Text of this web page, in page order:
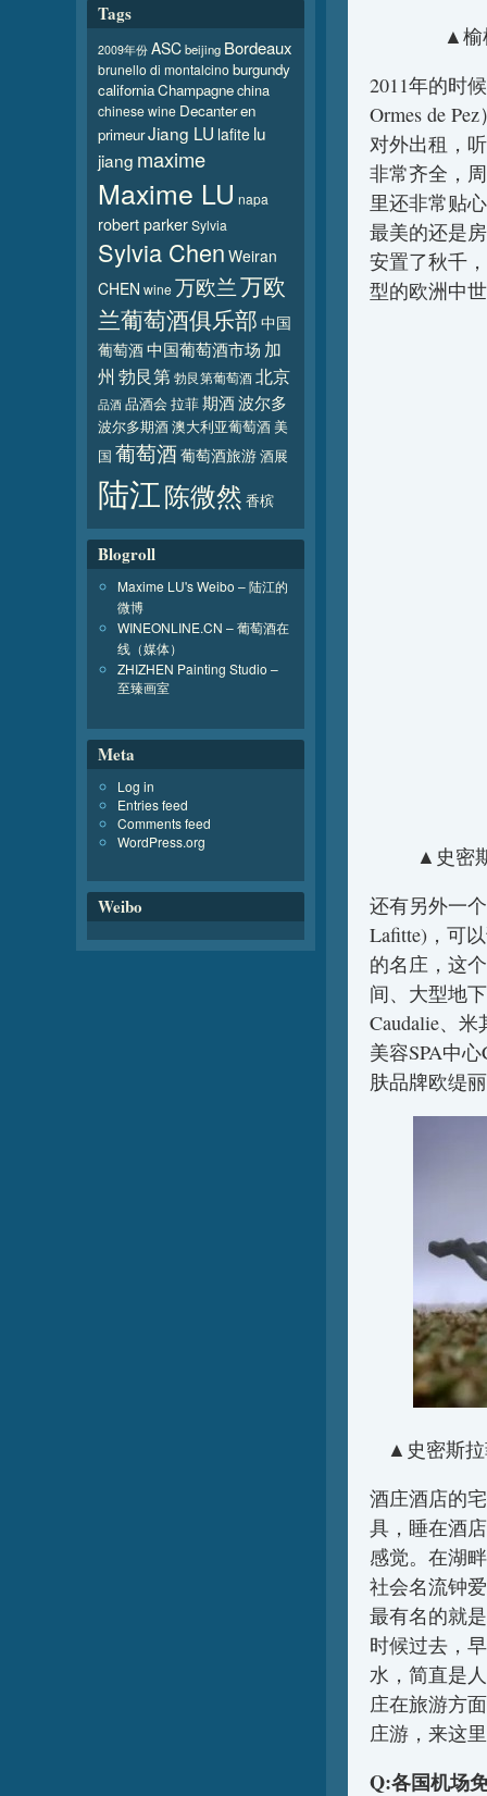
▲榆
2011年的时
Ormes de
对外出租，
非常齐全，
里还非常贴
最美的还是
安置了秋千
型的欧洲中
▲史密
还有另外一
Lafitte)，可
的名庄，这
间、大型地
Caudalie、
美容SPA中
肤品牌欧缇
▲史密斯拉
酒庄酒店的
具，睡在酒
感觉。在湖
社会名流钟
最有名的就
时候过去，
水，简直是
庄在旅游方
庄游，来这
Q:各国机场
Tags
2009年份 ASCbeijing Bordeaux
brunello di montalcinoburgundy
californiaChampagnechina
chinese wine Decanteren
primeurJiang LU lafite lu
jiang maxime
Maxime LU napa
robert parkerSylvia
Sylvia Chen Weiran
CHEN wine万欧兰万欧
兰葡萄酒俱乐部中国
葡萄酒中国葡萄酒市场 加
州 勃艮第勃艮第葡萄酒北京
品酒品酒会 拉菲期酒波尔多
波尔多期酒澳大利亚葡萄酒美
国 葡萄酒葡萄酒旅游酒展
陆江陈微然 香槟
Blogroll
Maxime LU's Weibo – 陆江的
微博
WINEONLINE.CN – 葡萄酒在
线（媒体）
ZHIZHEN Painting Studio –
至臻画室
Meta
Log in
Entries feed
Comments feed
WordPress.org
Weibo